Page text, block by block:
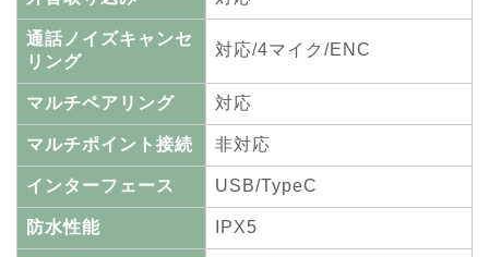
通話ノイズキャンセ
リング
対応/4マイク/ENC
マルチペアリング 対応
マルチポイント接続 非対応
インターフェース USB/TypeC
防水性能 IPX5